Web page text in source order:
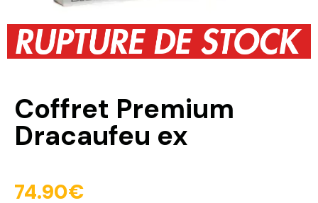
Coffret Premium
Dracaufeu ex
74.90€